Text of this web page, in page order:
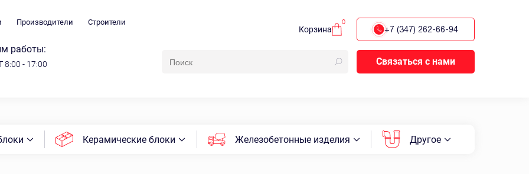
Производители Строители
Корзина
0
+7 (347) 262-66-94
работы:
8:00 - 17:00 Связаться с нами
Керамические блоки Железобетонные изделия Другое